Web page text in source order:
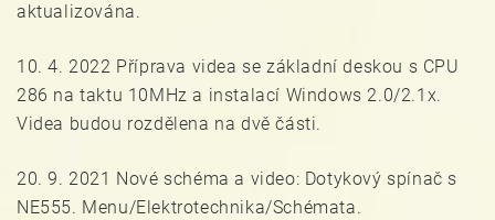
aktualizována.
10. 4. 2022 Příprava videa se základní deskou s CPU
286 na taktu 10MHz a instalací Windows 2.0/2.1x.
Videa budou rozdělena na dvě části.
20. 9. 2021 Nové schéma a video: Dotykový spínač s
NE555. Menu/Elektrotechnika/Schémata.